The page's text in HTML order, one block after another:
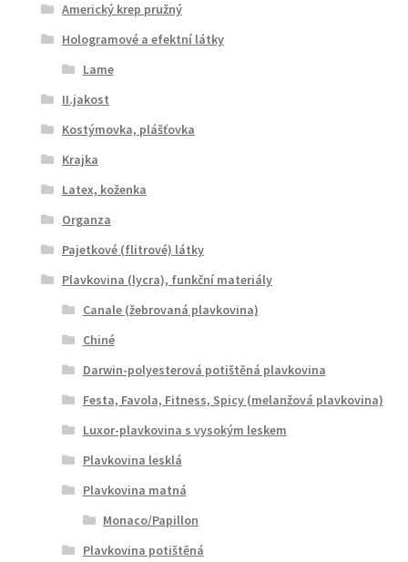
Americký krep pružný
Hologramové a efektní látky
Lame
II.jakost
Kostýmovka, plášťovka
Krajka
Latex, koženka
Organza
Pajetkové (flitrové) látky
Plavkovina (lycra), funkční materiály
Canale (žebrovaná plavkovina)
Chiné
Darwin-polyesterová potištěná plavkovina
Festa, Favola, Fitness, Spicy (melanžová plavkovina)
Luxor-plavkovina s vysokým leskem
Plavkovina lesklá
Plavkovina matná
Monaco/Papillon
Plavkovina potištěná